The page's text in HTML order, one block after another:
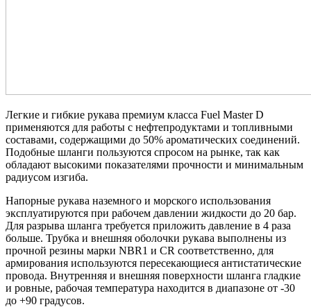
Легкие и гибкие рукава премиум класса Fuel Master D
применяются для работы с нефтепродуктами и топливными
составами, содержащими до 50% ароматических соединений.
Подобные шланги пользуются спросом на рынке, так как
обладают высокими показателями прочности и минимальным
радиусом изгиба.
Напорные рукава наземного и морского использования
эксплуатируются при рабочем давлении жидкости до 20 бар.
Для разрыва шланга требуется приложить давление в 4 раза
больше. Трубка и внешняя оболочки рукава выполнены из
прочной резины марки NBR1 и CR соответственно, для
армирования используются пересекающиеся антистатические
провода. Внутренняя и внешняя поверхности шланга гладкие
и ровные, рабочая температура находится в диапазоне от -30
до +90 градусов.